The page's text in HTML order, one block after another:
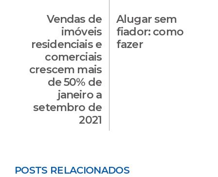
Vendas de
imóveis
residenciais e
comerciais
crescem mais
de 50% de
janeiro a
setembro de
2021
Alugar sem
fiador: como
fazer
POSTS RELACIONADOS